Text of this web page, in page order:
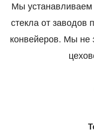
Мы устанавливаем
стекла от заводов
конвейеров. Мы не